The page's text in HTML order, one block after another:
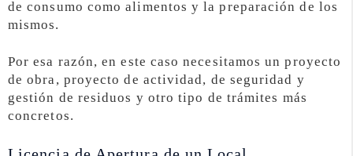
de consumo como alimentos y la preparación de los
mismos.
Por esa razón, en este caso necesitamos un proyecto
de obra, proyecto de actividad, de seguridad y
gestión de residuos y otro tipo de trámites más
concretos.